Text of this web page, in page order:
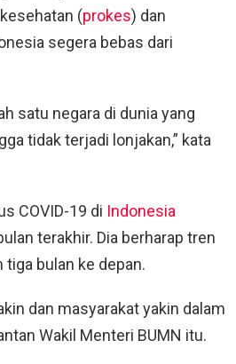
(prokes) dan
segera bebas dari
satu negara di dunia yang
tidak terjadi lonjakan,” kata
COVID-19 di Indonesia
terakhir. Dia berharap tren
bulan ke depan.
dan masyarakat yakin dalam
Wakil Menteri BUMN itu.